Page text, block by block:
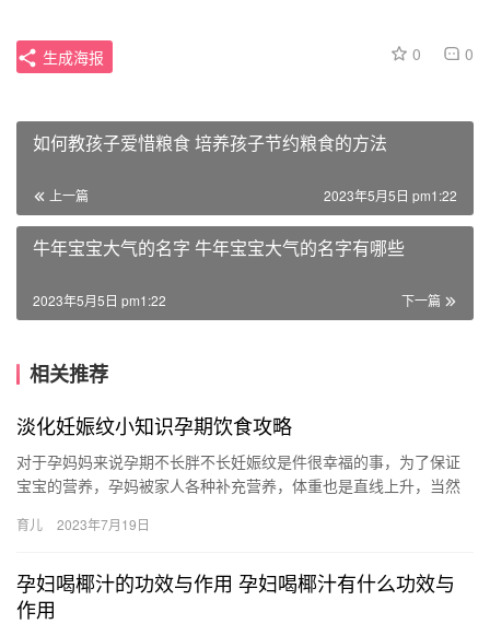
0 0
生成海报
如何教孩子爱惜粮食 培养孩子节约粮食的方法
上一篇 2023年5月5日 pm1:22
牛年宝宝大气的名字 牛年宝宝大气的名字有哪些
下一篇
2023年5月5日 pm1:22
相关推荐
淡化妊娠纹小知识孕期饮食攻略
对于孕妈妈来说孕期不长胖不长妊娠纹是件很幸福的事，为了保证
宝宝的营养，孕妈被家人各种补充营养，体重也是直线上升，当然
长…
育儿 2023年7月19日
孕妇喝椰汁的功效与作用 孕妇喝椰汁有什么功效与
作用